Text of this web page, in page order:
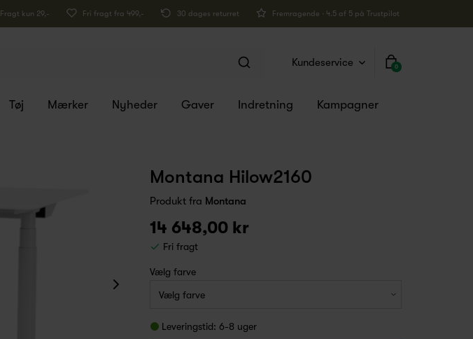
Fragt kun 29,- Fri fragt fra 499,- 30 dages returret Fremragende · 4.5 af 5 på Trustpilot
0
Kundeservice
Tøj Mærker Nyheder Gaver Indretning Kampagner
Montana Hilow2160
Produkt fra Montana
14 648,00 kr
Fri fragt
Vælg farve
Leveringstid: 6-8 uger